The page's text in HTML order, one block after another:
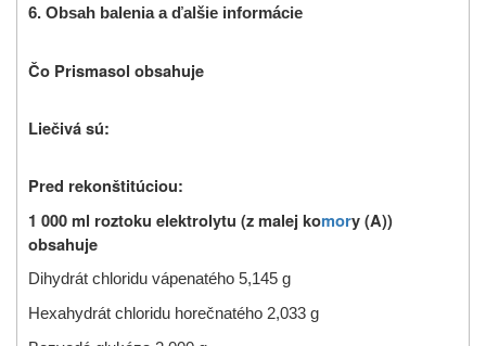
6. Obsah balenia a ďalšie informácie
Čo Prismasol obsahuje
Liečivá sú:
Pred rekonštitúciou:
1 000 ml roztoku elektrolytu (z malej komory (A))
obsahuje
Dihydrát chloridu vápenatého 5,145 g
Hexahydrát chloridu horečnatého 2,033 g